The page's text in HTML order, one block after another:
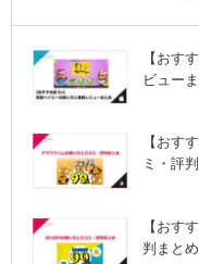
【おす
ビュー
【おす
ミ・評
【おす
判まとめ